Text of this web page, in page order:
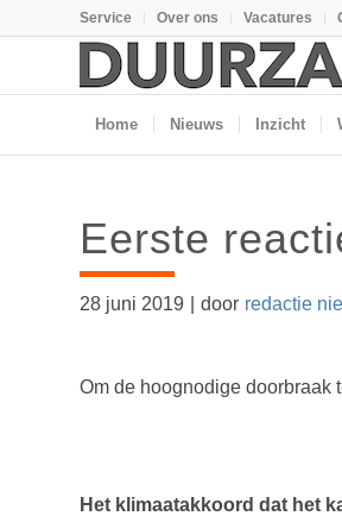
Service Over ons Vacatures
Home Nieuws Inzicht
Eerste
28 juni 2019 door redactie
Om de hoognodige doorbraak
Het klimaatakkoord dat het